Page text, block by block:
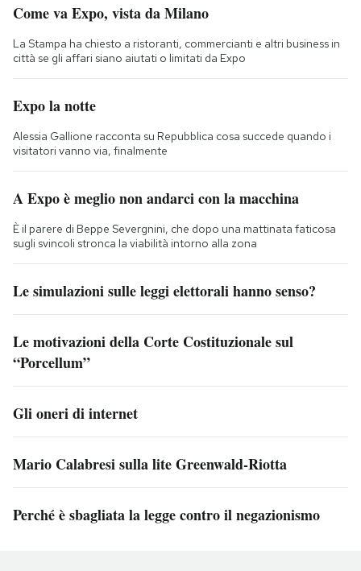
Come va Expo, vista da Milano
La Stampa ha chiesto a ristoranti, commercianti e altri business in
città se gli affari siano aiutati o limitati da Expo
Expo la notte
Alessia Gallione racconta su Repubblica cosa succede quando i
visitatori vanno via, finalmente
A Expo è meglio non andarci con la macchina
È il parere di Beppe Severgnini, che dopo una mattinata faticosa
sugli svincoli stronca la viabilità intorno alla zona
Le simulazioni sulle leggi elettorali hanno senso?
Le motivazioni della Corte Costituzionale sul
“Porcellum”
Gli oneri di internet
Mario Calabresi sulla lite Greenwald-Riotta
Perché è sbagliata la legge contro il negazionismo